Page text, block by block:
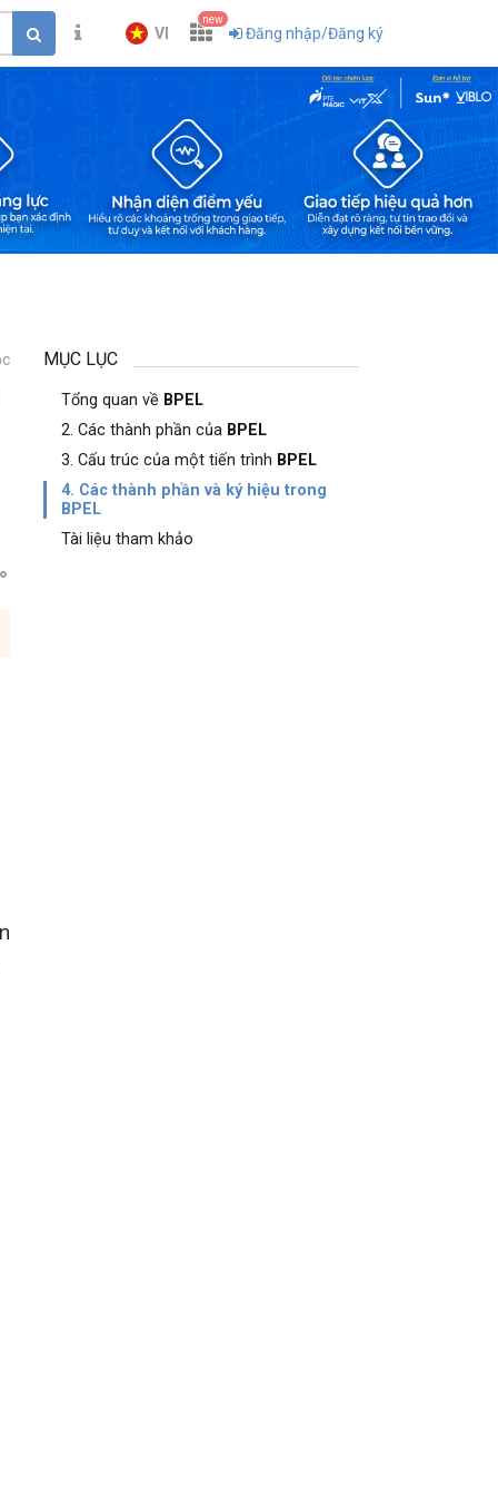
VI
new
Đăng nhập/Đăng ký
MỤC LỤC
Tổng quan về BPEL
2. Các thành phần của BPEL
3. Cấu trúc của một tiến trình BPEL
4. Các thành phần và ký hiệu trong
BPEL
Tài liệu tham khảo